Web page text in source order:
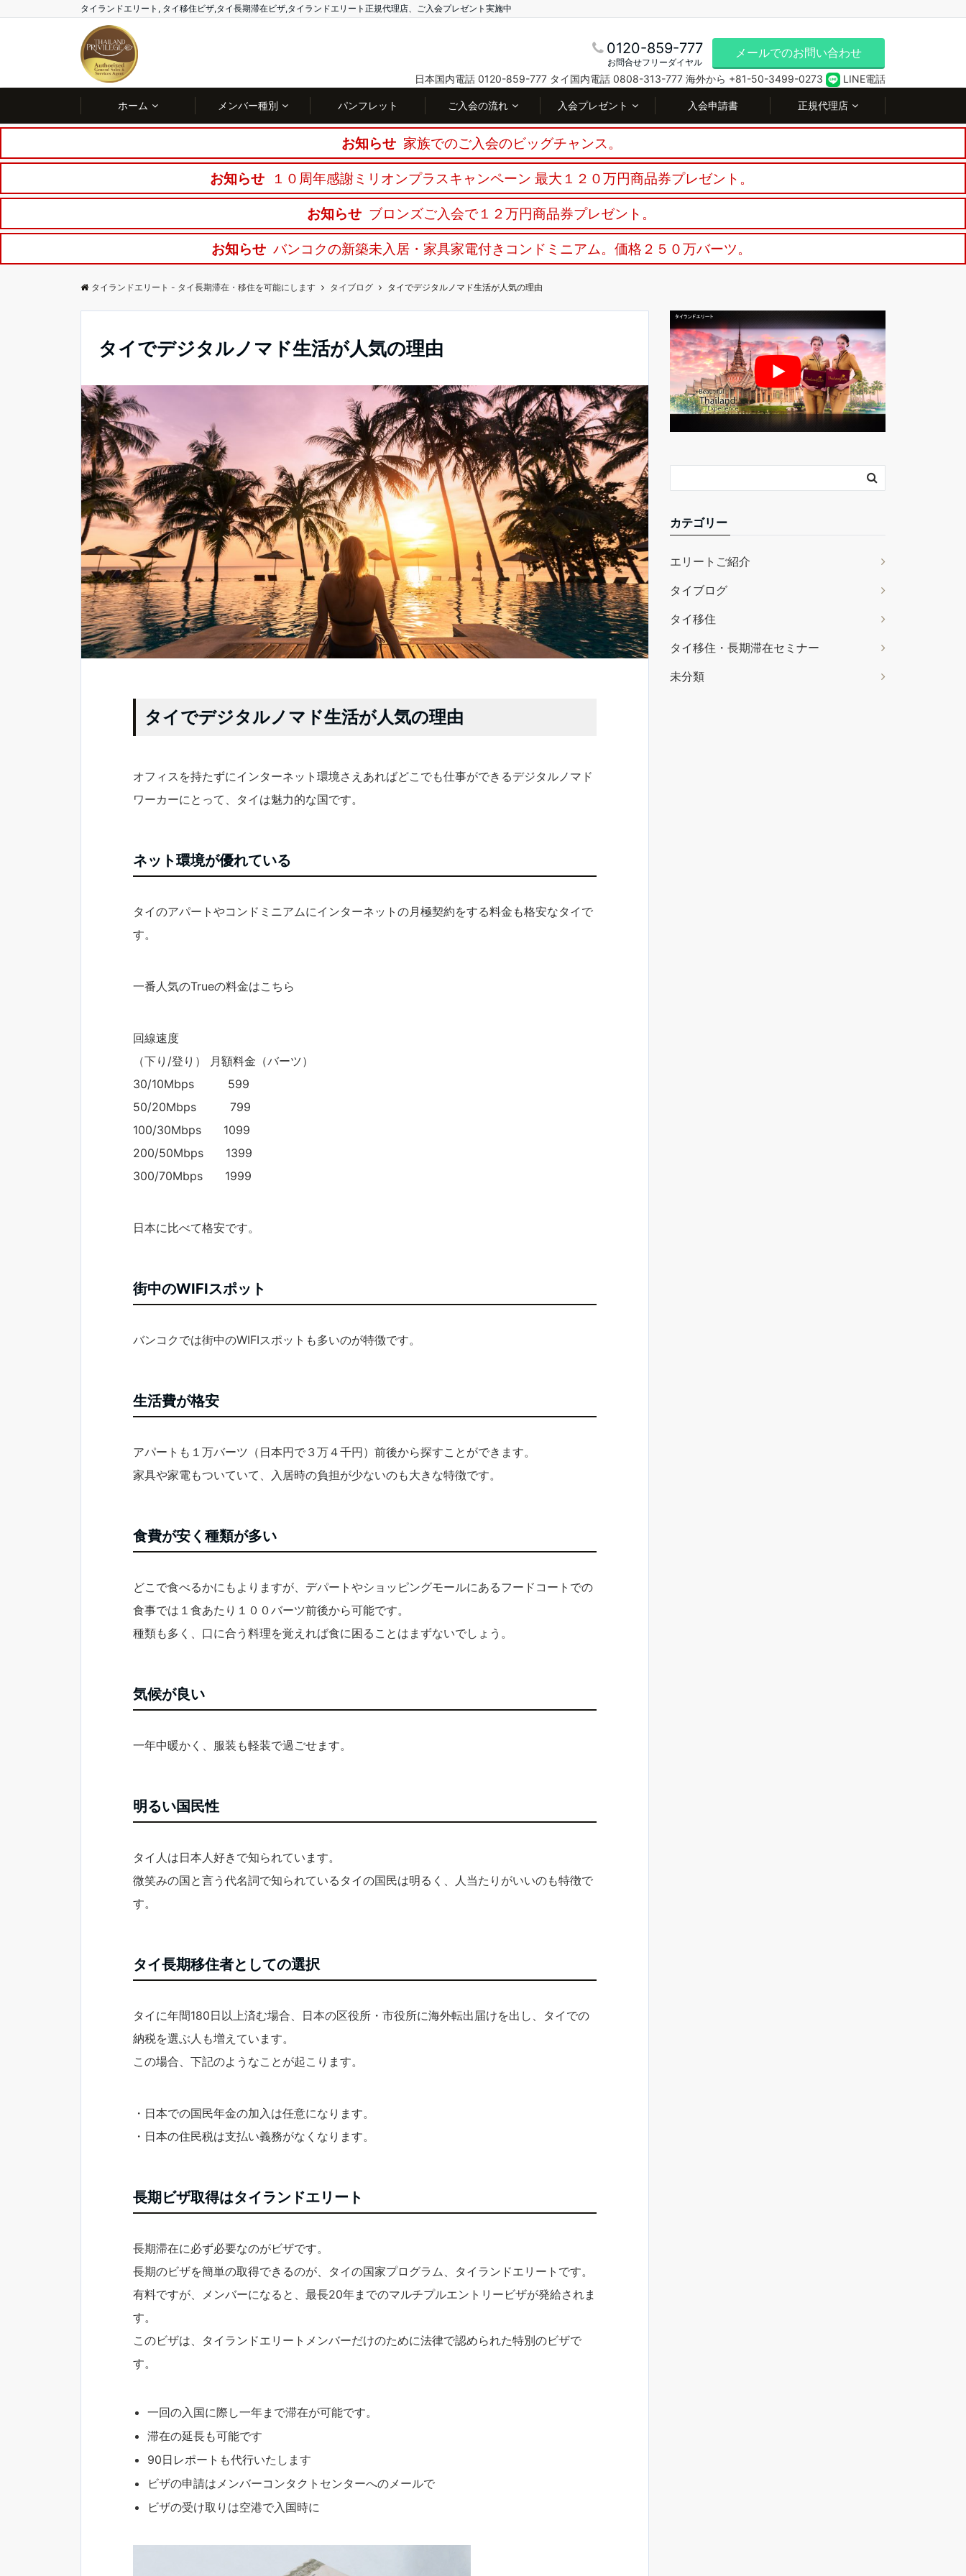
タイランドエリート, タイ移住ビザ,タイ長期滞在ビザ,タイランドエリート正規代理店、ご入会プレゼント実施中
0120-859-777
お問合せフリーダイヤル
メールでのお問い合わせ
日本国内電話 0120-859-777 タイ国内電話 0808-313-777 海外から +81-50-3499-0273 LINE電話
ホーム メンバー種別 パンフレット ご入会の流れ 入会プレゼント 入会申請書 正規代理店
お知らせ 家族でのご入会のビッグチャンス。
お知らせ １０周年感謝ミリオンプラスキャンペーン 最大１２０万円商品券プレゼント。
お知らせ ブロンズご入会で１２万円商品券プレゼント。
お知らせ バンコクの新築未入居・家具家電付きコンドミニアム。価格２５０万バーツ。
タイランドエリート - タイ長期滞在・移住を可能にします タイブログ タイでデジタルノマド生活が人気の理由
タイでデジタルノマド生活が人気の理由
タイでデジタルノマド生活が人気の理由
オフィスを持たずにインターネット環境さえあればどこでも仕事ができるデジタルノマド
ワーカーにとって、タイは魅力的な国です。
ネット環境が優れている
タイのアパートやコンドミニアムにインターネットの月極契約をする料金も格安なタイで
す。
一番人気のTrueの料金はこちら
回線速度
（下り/登り） 月額料金（バーツ）
30/10Mbps 599
50/20Mbps 799
100/30Mbps 1099
200/50Mbps 1399
300/70Mbps 1999
日本に比べて格安です。
街中のWIFIスポット
バンコクでは街中のWIFIスポットも多いのが特徴です。
生活費が格安
アパートも１万バーツ（日本円で３万４千円）前後から探すことができます。
家具や家電もついていて、入居時の負担が少ないのも大きな特徴です。
食費が安く種類が多い
どこで食べるかにもよりますが、デパートやショッピングモールにあるフードコートでの
食事では１食あたり１００バーツ前後から可能です。
種類も多く、口に合う料理を覚えれば食に困ることはまずないでしょう。
気候が良い
一年中暖かく、服装も軽装で過ごせます。
明るい国民性
タイ人は日本人好きで知られています。
微笑みの国と言う代名詞で知られているタイの国民は明るく、人当たりがいいのも特徴で
す。
タイ長期移住者としての選択
タイに年間180日以上済む場合、日本の区役所・市役所に海外転出届けを出し、タイでの
納税を選ぶ人も増えています。
この場合、下記のようなことが起こります。
・日本での国民年金の加入は任意になります。
・日本の住民税は支払い義務がなくなります。
長期ビザ取得はタイランドエリート
長期滞在に必ず必要なのがビザです。
長期のビザを簡単の取得できるのが、タイの国家プログラム、タイランドエリートです。
有料ですが、メンバーになると、最長20年までのマルチプルエントリービザが発給されま
す。
このビザは、タイランドエリートメンバーだけのために法律で認められた特別のビザで
す。
一回の入国に際し一年まで滞在が可能です。
滞在の延長も可能です
90日レポートも代行いたします
ビザの申請はメンバーコンタクトセンターへのメールで
ビザの受け取りは空港で入国時に
カテゴリー
エリートご紹介
タイブログ
タイ移住
タイ移住・長期滞在セミナー
未分類